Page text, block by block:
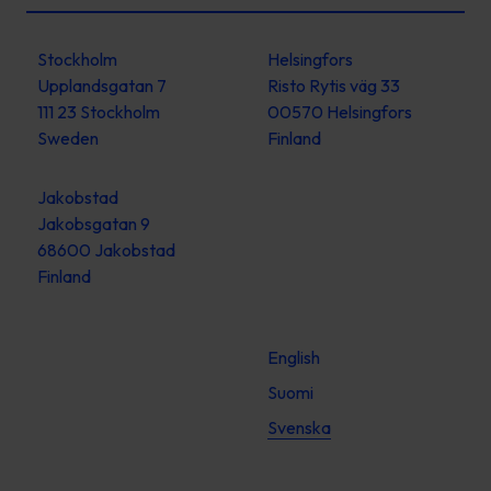
Stockholm
Upplandsgatan 7
111 23 Stockholm
Sweden
Helsingfors
Risto Rytis väg 33
00570 Helsingfors
Finland
Jakobstad
Jakobsgatan 9
68600 Jakobstad
Finland
English
Suomi
Svenska